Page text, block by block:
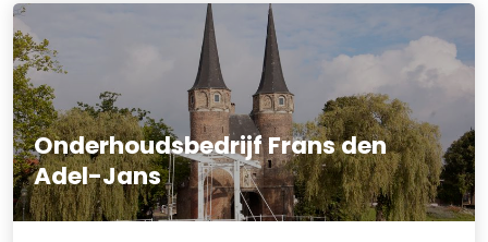
Onderhoudsbedrijf Frans den
Adel-Jans